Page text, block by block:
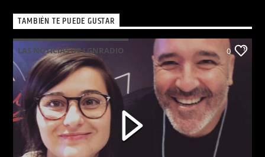
TAMBIÉN TE PUEDE GUSTAR
LAS NOTICIAS DE LGNRADIO 0